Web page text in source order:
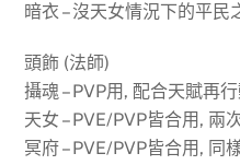
暗衣 – 沒天女情況下的平民
頭飾 (法師)
攝魂 – PVP用, 配合天賦再
天女 – PVE/PVP皆合用, 兩
冥府 – PVE/PVP皆合用,